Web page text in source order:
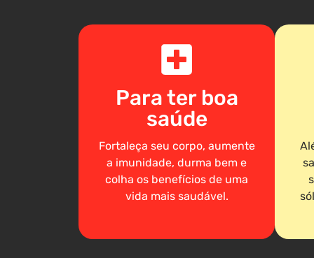
Para ter boa
saúde
Fortaleça seu corpo, aumente
a imunidade, durma bem e
colha os benefícios de uma
vida mais saudável.